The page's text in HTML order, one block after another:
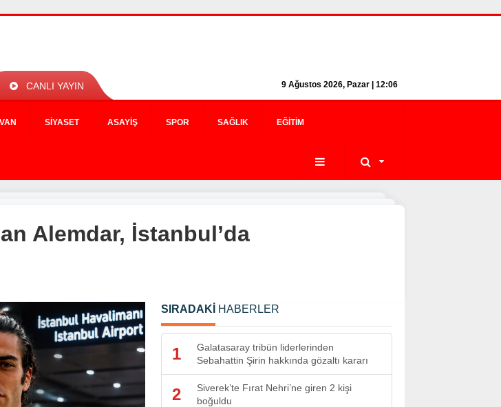
CANLI YAYIN 9 Ağustos 2026, Pazar | 12:06
SIYASET ASAYIŞ SPOR SAĞLIK EĞITIM
Alemdar, İstanbul’da
SIRADAKİ HABERLER
1
Galatasaray tribün liderlerinden
Sebahattin Şirin hakkında gözaltı kararı
2
Siverek’te Fırat Nehri’ne giren 2 kişi
boğuldu